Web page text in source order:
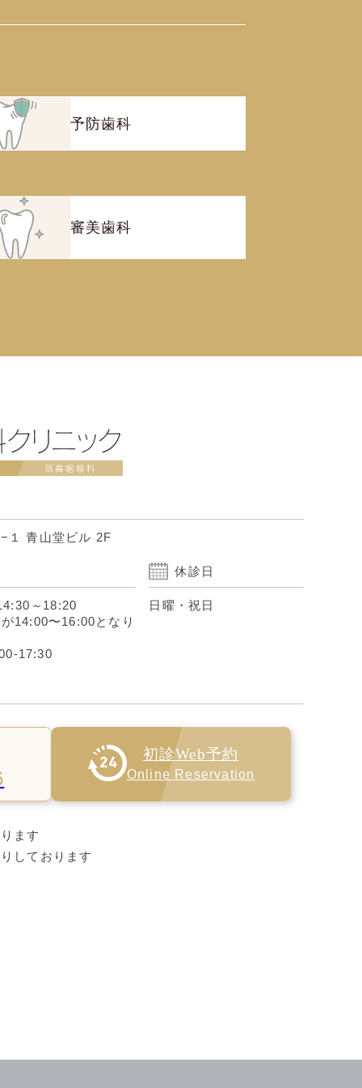
予防歯科
審美歯科
１ 青山堂ビル 2F
～ 18:20
14:00〜16:00となり
17:30
休診日
日曜・祝日
初診Web予約
Online Reservation
ます
しております